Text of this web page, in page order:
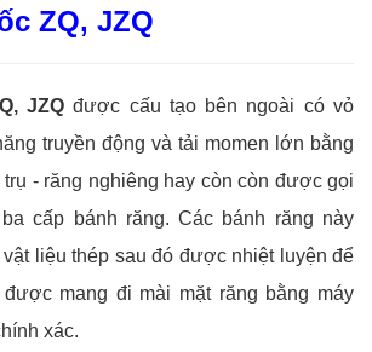
ZQ, JZQ
JZQ được cấu tạo bên ngoài có vỏ
truyền động và tải momen lớn bằng
trụ - răng nghiêng hay còn còn được gọi
cấp bánh răng. Các bánh răng này
liệu thép sau đó được nhiệt luyện để
mang đi mài mặt răng bằng máy
xác.